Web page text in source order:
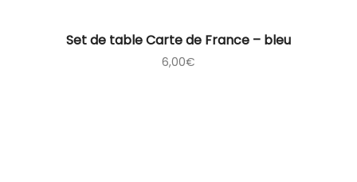
Set de table Carte de France – bleu
6,00€